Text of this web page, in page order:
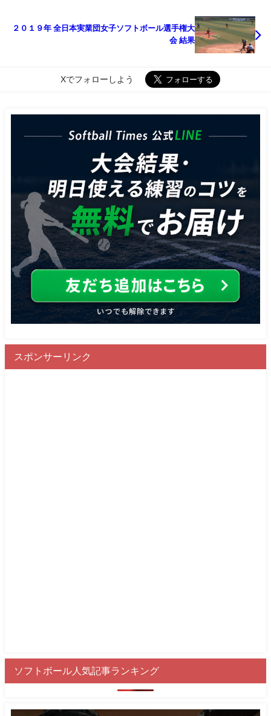
２０１９年 全日本実業団女子ソフトボール選手権大
会 結果
Xでフォローしよう
スポンサーリンク
ソフトボール人気記事ランキング